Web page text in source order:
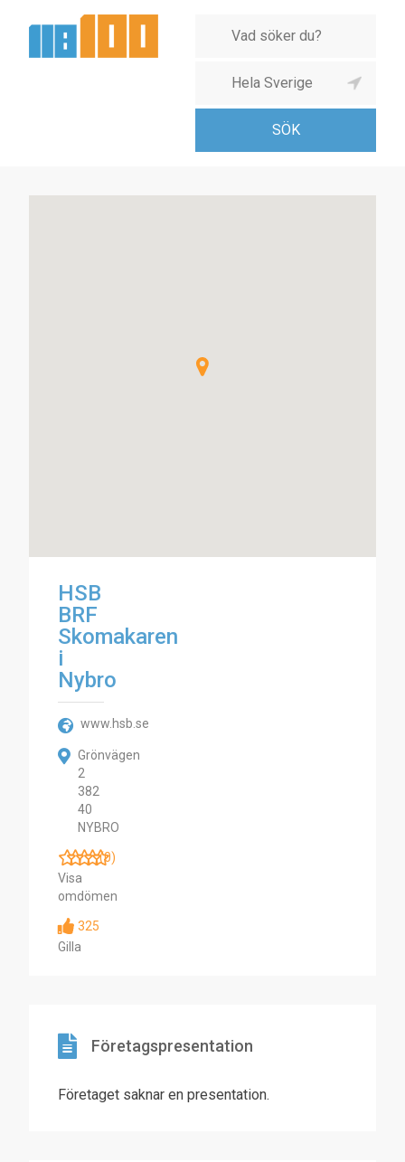
HSB
BRF
Skomakaren
i
Nybro
www.hsb.se
Grönvägen
2
382
40
NYBRO
(0)
Visa
omdömen
325
Gilla
Företagspresentation
Företaget saknar en presentation.